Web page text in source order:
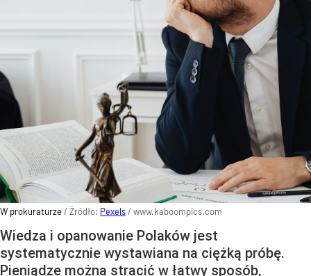
W prokuraturze/ Źródło: Pexels/ www.kaboompics.com
Wiedza i opanowanie Polaków jest
systematycznie wystawiana na ciężką próbę.
Pieniądze można stracić w łatwy sposób,